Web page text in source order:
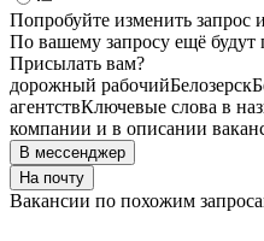
Попробуйте изменить запрос
По вашему запросу ещё будут
Присылать вам?
дорожный рабочийБелозерск
агентствКлючевые слова в
компании и в описании
В мессенджер
На почту
Вакансии по похожим